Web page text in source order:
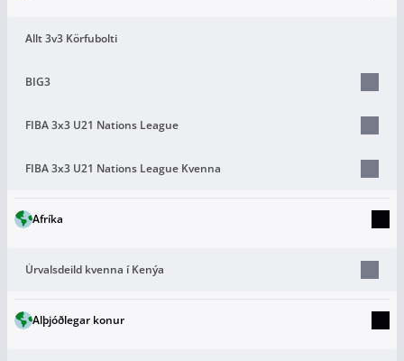
Allt 3v3 Körfubolti
BIG3
FIBA 3x3 U21 Nations League
FIBA 3x3 U21 Nations League Kvenna
Afríka
Úrvalsdeild kvenna í Kenýa
Alþjóðlegar konur